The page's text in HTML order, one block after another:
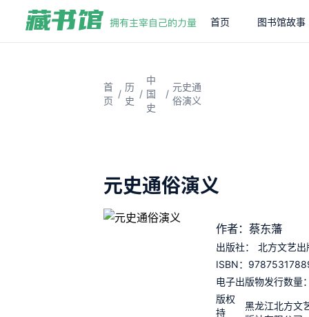
首页 图书馆故事
首
页
/
历
史
/
中
国
史
/
元史通
俗演义
元史通俗演义
作者：蔡东藩
出版社：
北方文艺出
ISBN：
电子出版物发行数量
版权
持
黑龙江北方文